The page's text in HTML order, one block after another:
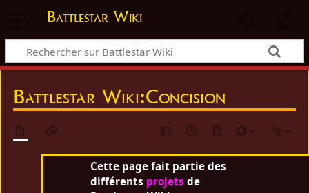
Battlestar Wiki
Battlestar Wiki:Concision
Cette page fait partie des
différents projets de